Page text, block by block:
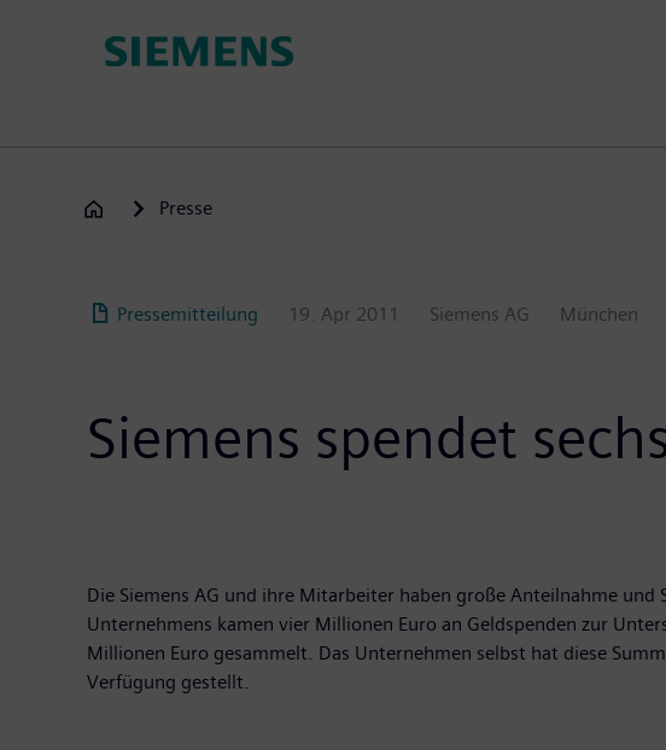
Presse
Pressemitteilung 19. Apr 2011 Siemens AG München
Siemens spendet
Die Siemens AG und ihre Mitarbeiter haben große Anteilnahme
Unternehmens kamen vier Millionen Euro an Geldspenden zur
Millionen Euro gesammelt. Das Unternehmen selbst hat diese
Verfügung gestellt.